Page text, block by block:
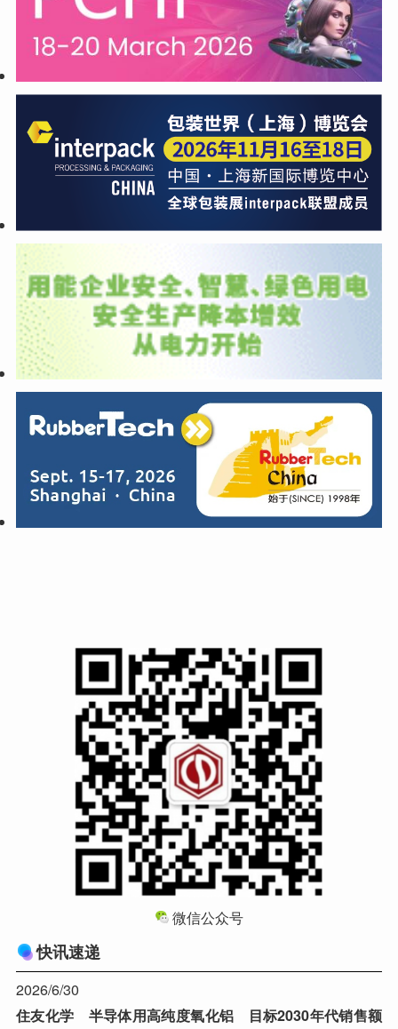
微信公众号
快讯速递
2026/6/30
住友化学 半导体用高纯度氧化铝 目标2030年代销售额